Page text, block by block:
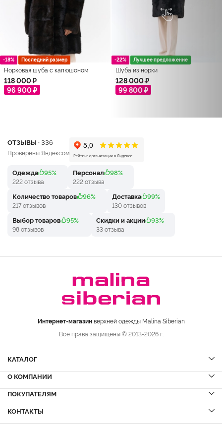
-18% Последний размер
Норковая шуба с капюшоном
118 000 ₽
96 900 ₽
-22% Лучшее предложение
Шуба из норки
128 000 ₽
99 800 ₽
ОТЗЫВЫ ·336
Проверены Яндексом
Одежда 95%
222 отзыва
Персонал 98%
222 отзыва
Количество товаров 96%
217 отзывов
Доставка 99%
130 отзывов
Выбор товаров 95%
98 отзывов
Скидки и акции 93%
33 отзыва
Интернет-магазинверхней одежды Malina Siberian
Все права защищены © 2013-2026 г.
КАТАЛОГ
Шубы
Шубы из норки
Шубы из куницы
Дубленки
О КОМПАНИИ
Вопрос-ответ
Сервисный центр
ПОКУПАТЕЛЯМ
Акции
Доставка и оплата
КОНТАКТЫ